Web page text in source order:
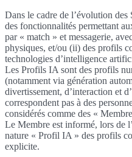
Dans le cadre de l’évolution
des fonctionnalités permettant
par « match » et messagerie,
physiques, et/ou (ii) des profils
technologies d’intelligence
Les Profils IA sont des profils
(notamment via génération
divertissement, d’interaction et
correspondent pas à des
considérés comme des «
Le Membre est informé, lors de
nature « Profil IA » des profils
explicite.